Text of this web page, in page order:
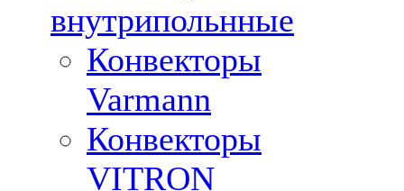
внутрипольнные
Конвекторы
Varmann
Конвекторы
VITRON